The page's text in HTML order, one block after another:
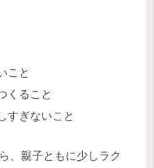
こと
くること
すぎないこと
、親子ともに少しラク